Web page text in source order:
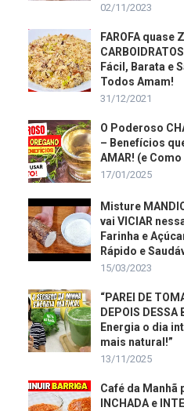
02/11/2023
FAROFA quase
Fácil, Barata e
Todos Amam!
31/12/2021
O Poderoso
– Benefícios
AMAR! (e
17/01/2025
Misture
vai VICIAR
Farinha e
Rápido e
15/03/2023
“PAREI DE
DEPOIS DESSA
Energia o dia
mais natural!”
13/11/2025
Café da Manhã
INCHADA e